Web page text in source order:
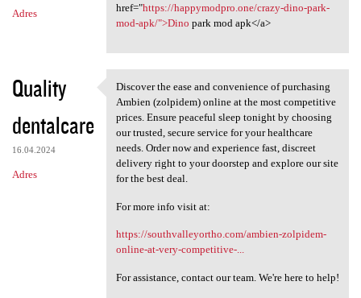
Adres
href="https://happymodpro.one/crazy-dino-park-
mod-apk/">Dino park mod apk</a>
Quality
dentalcare
16.04.2024
Adres
Discover the ease and
Discover the ease and convenience of purchasing
Ambien (zolpidem) online at the most competitive
prices. Ensure peaceful sleep tonight by choosing
our trusted, secure service for your healthcare
needs. Order now and experience fast, discreet
delivery right to your doorstep and explore our site
for the best deal.
For more info visit at:
https://southvalleyortho.com/ambien-zolpidem-
online-at-very-competitive-...
For assistance, contact our team. We're here to help!